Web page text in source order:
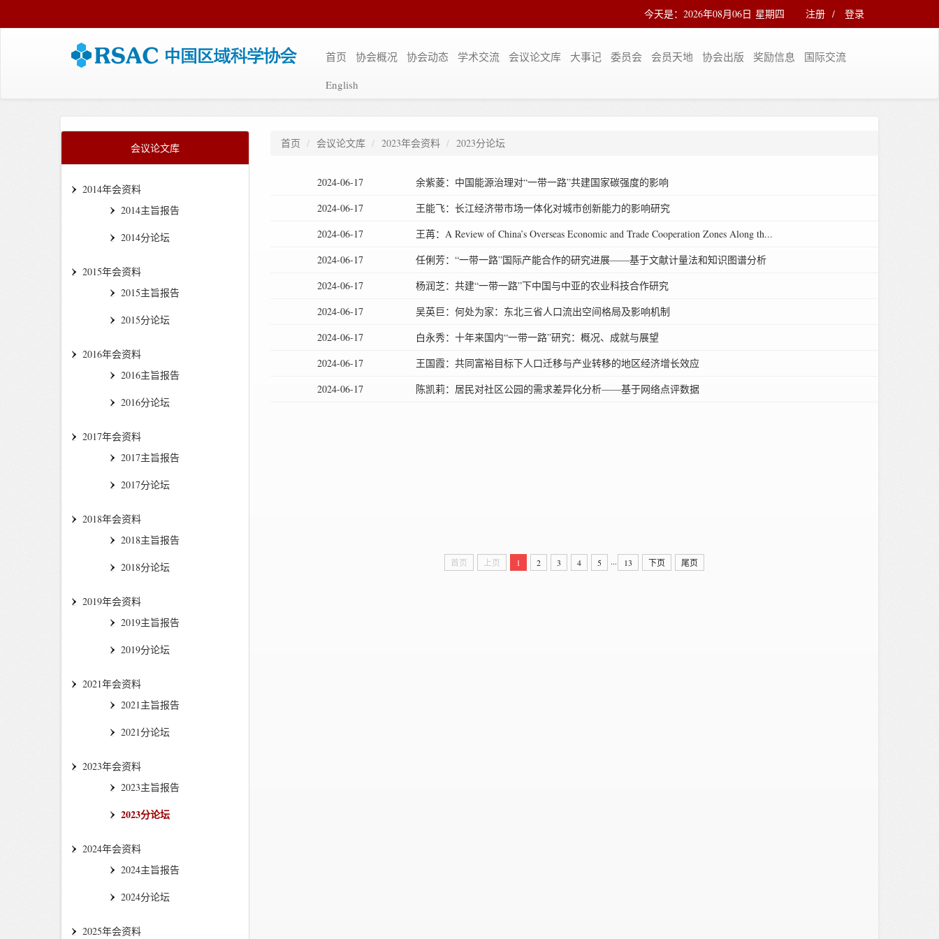
注册 / 登录
今天是：2026年08月06日 星期四
首页 协会概况 协会动态 学术交流 会议论文库 大事记 委员会 会员天地 协会出版 奖励信息
国际交流
English
会议论文库
2014年会资料
2014主旨报告
2014分论坛
2015年会资料
2015主旨报告
2015分论坛
2016年会资料
2016主旨报告
2016分论坛
2017年会资料
2017主旨报告
2017分论坛
2018年会资料
2018主旨报告
2018分论坛
2019年会资料
2019主旨报告
2019分论坛
2021年会资料
2021主旨报告
2021分论坛
2023年会资料
2023主旨报告
2023分论坛
2024年会资料
2024主旨报告
2024分论坛
2025年会资料
首页 会议论文库 2023年会资料 2023分论坛
2024-06-17
余紫菱：中国能源治理对“一带一路”共建国家碳强度的影响
2024-06-17
王能飞：长江经济带市场一体化对城市创新能力的影响研究
2024-06-17
王苒：A Review of China’s Overseas Economic and Trade Cooperation Zones Along th...
2024-06-17
任俐芳：“一带一路”国际产能合作的研究进展——基于文献计量法和知识图谱分析
2024-06-17
杨润芝：共建“一带一路”下中国与中亚的农业科技合作研究
2024-06-17
吴英巨：何处为家：东北三省人口流出空间格局及影响机制
2024-06-17
白永秀：十年来国内“一带一路”研究：概况、成就与展望
2024-06-17
王国霞：共同富裕目标下人口迁移与产业转移的地区经济增长效应
2024-06-17
陈凯莉：居民对社区公园的需求差异化分析——基于网络点评数据
首页 上页 1 2 3 4 5 ... 13 下页 尾页